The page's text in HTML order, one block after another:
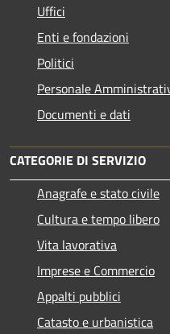
Uffici
Enti e fondazioni
Politici
Personale
Documenti e dati
CATEGORIE DI SERVIZIO
Anagrafe e stato civile
Cultura e tempo libero
Vita lavorativa
Imprese e Commercio
Appalti pubblici
Catasto e urbanistica